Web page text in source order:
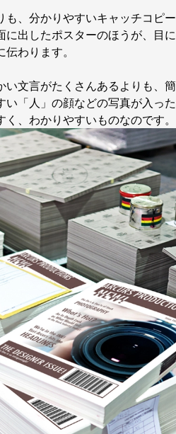
、分かりやすいキャッチコピー
に出したポスターのほうが、目に
わります。
文言がたくさんあるよりも、簡
「人」の顔などの写真が入った
、わかりやすいものなのです。